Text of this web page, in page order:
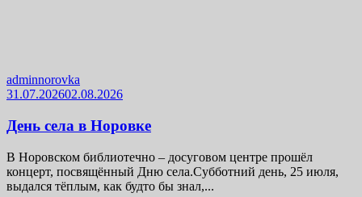
adminnorovka
31.07.202602.08.2026
День села в Норовке
В Норовском библиотечно – досуговом центре прошёл
концерт, посвящённый Дню села.Субботний день, 25 июля,
выдался тёплым, как будто бы знал,...